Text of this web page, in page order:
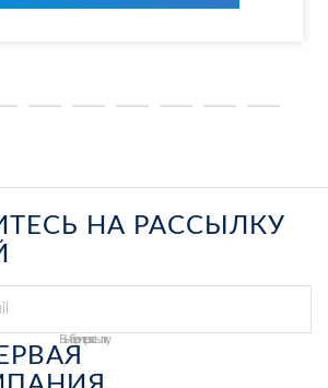
НА РАССЫЛКУ
Выберите рассылку